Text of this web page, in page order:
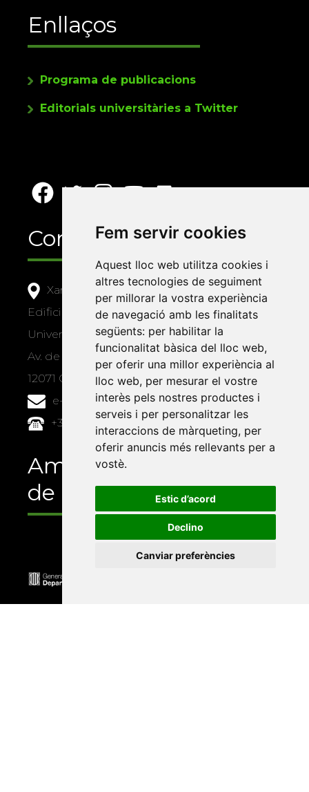
Fem servir cookies
Aquest lloc web utilitza cookies i
altres tecnologies de seguiment
per millorar la vostra experiència
de navegació amb les finalitats
següents: per habilitar la
funcionalitat bàsica del lloc web,
per oferir una millor experiència al
lloc web, per mesurar el vostre
interès pels nostres productes i
serveis i per personalitzar les
interaccions de màrqueting, per
oferir anuncis més rellevants per a
vostè.
Estic d’acord
Declino
Canviar preferències
Enllaços
Programa de publicacions
Editorials universitàries a Twitter
Contacte
Xarxa Vives d'Universitats
Edifici Àgora
Universitat Jaume I, local 10
Av. de Vicent Sos Baynat, s/n
12071 Castelló de la Plana
e-buc@vives.org
+34 964 72 89 93
Amb el suport
de